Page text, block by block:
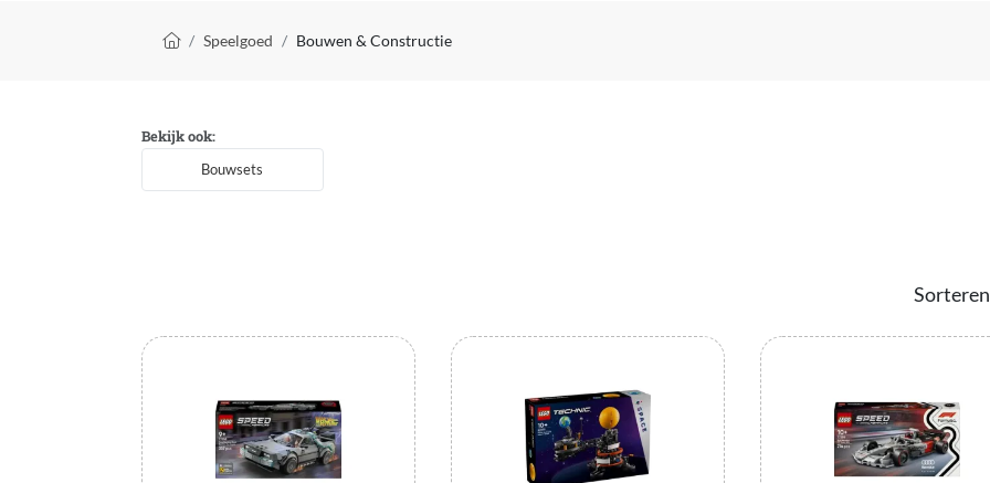
Kruimelpad
Speelgoed Bouwen & Constructie
Bekijk ook:
Bouwsets